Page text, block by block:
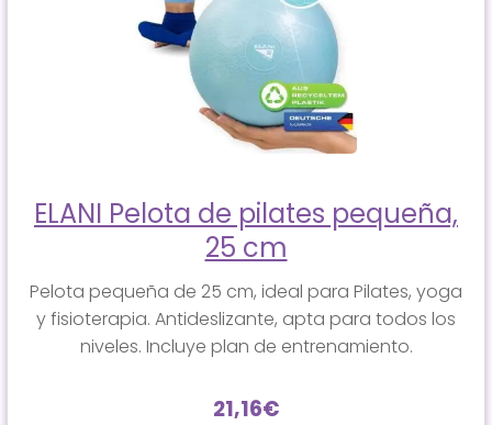
ELANI Pelota de pilates pequeña,
25 cm
Pelota pequeña de 25 cm, ideal para Pilates, yoga
y fisioterapia. Antideslizante, apta para todos los
niveles. Incluye plan de entrenamiento.
21,16€